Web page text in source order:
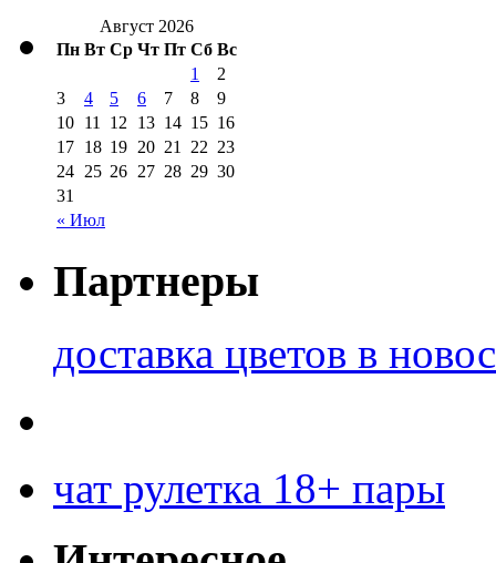
Август 2026
Пн Вт Ср Чт Пт Сб Вс
« Июл
1
2
3
4 5 6 7 8
9
10 11 12 13 14 15 16
17 18 19 20 21 22 23
24 25 26 27 28 29 30
31
Партнеры
доставка цветов в
чат рулетка 18+ пары